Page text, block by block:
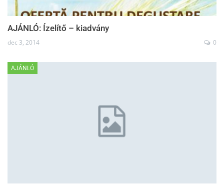
AJÁNLÓ: Ízelítő – kiadvány
dec 3, 2014 0
AJÁNLÓ